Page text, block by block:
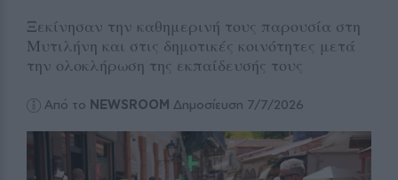
Ξεκίνησαν την καθημερινή τους παρουσία στη
Μυτιλήνη και στις δημοτικές κοινότητες μετά
την ολοκλήρωση της εκπαίδευσής τους
Από το NEWSROOM Δημοσίευση 7/7/2026